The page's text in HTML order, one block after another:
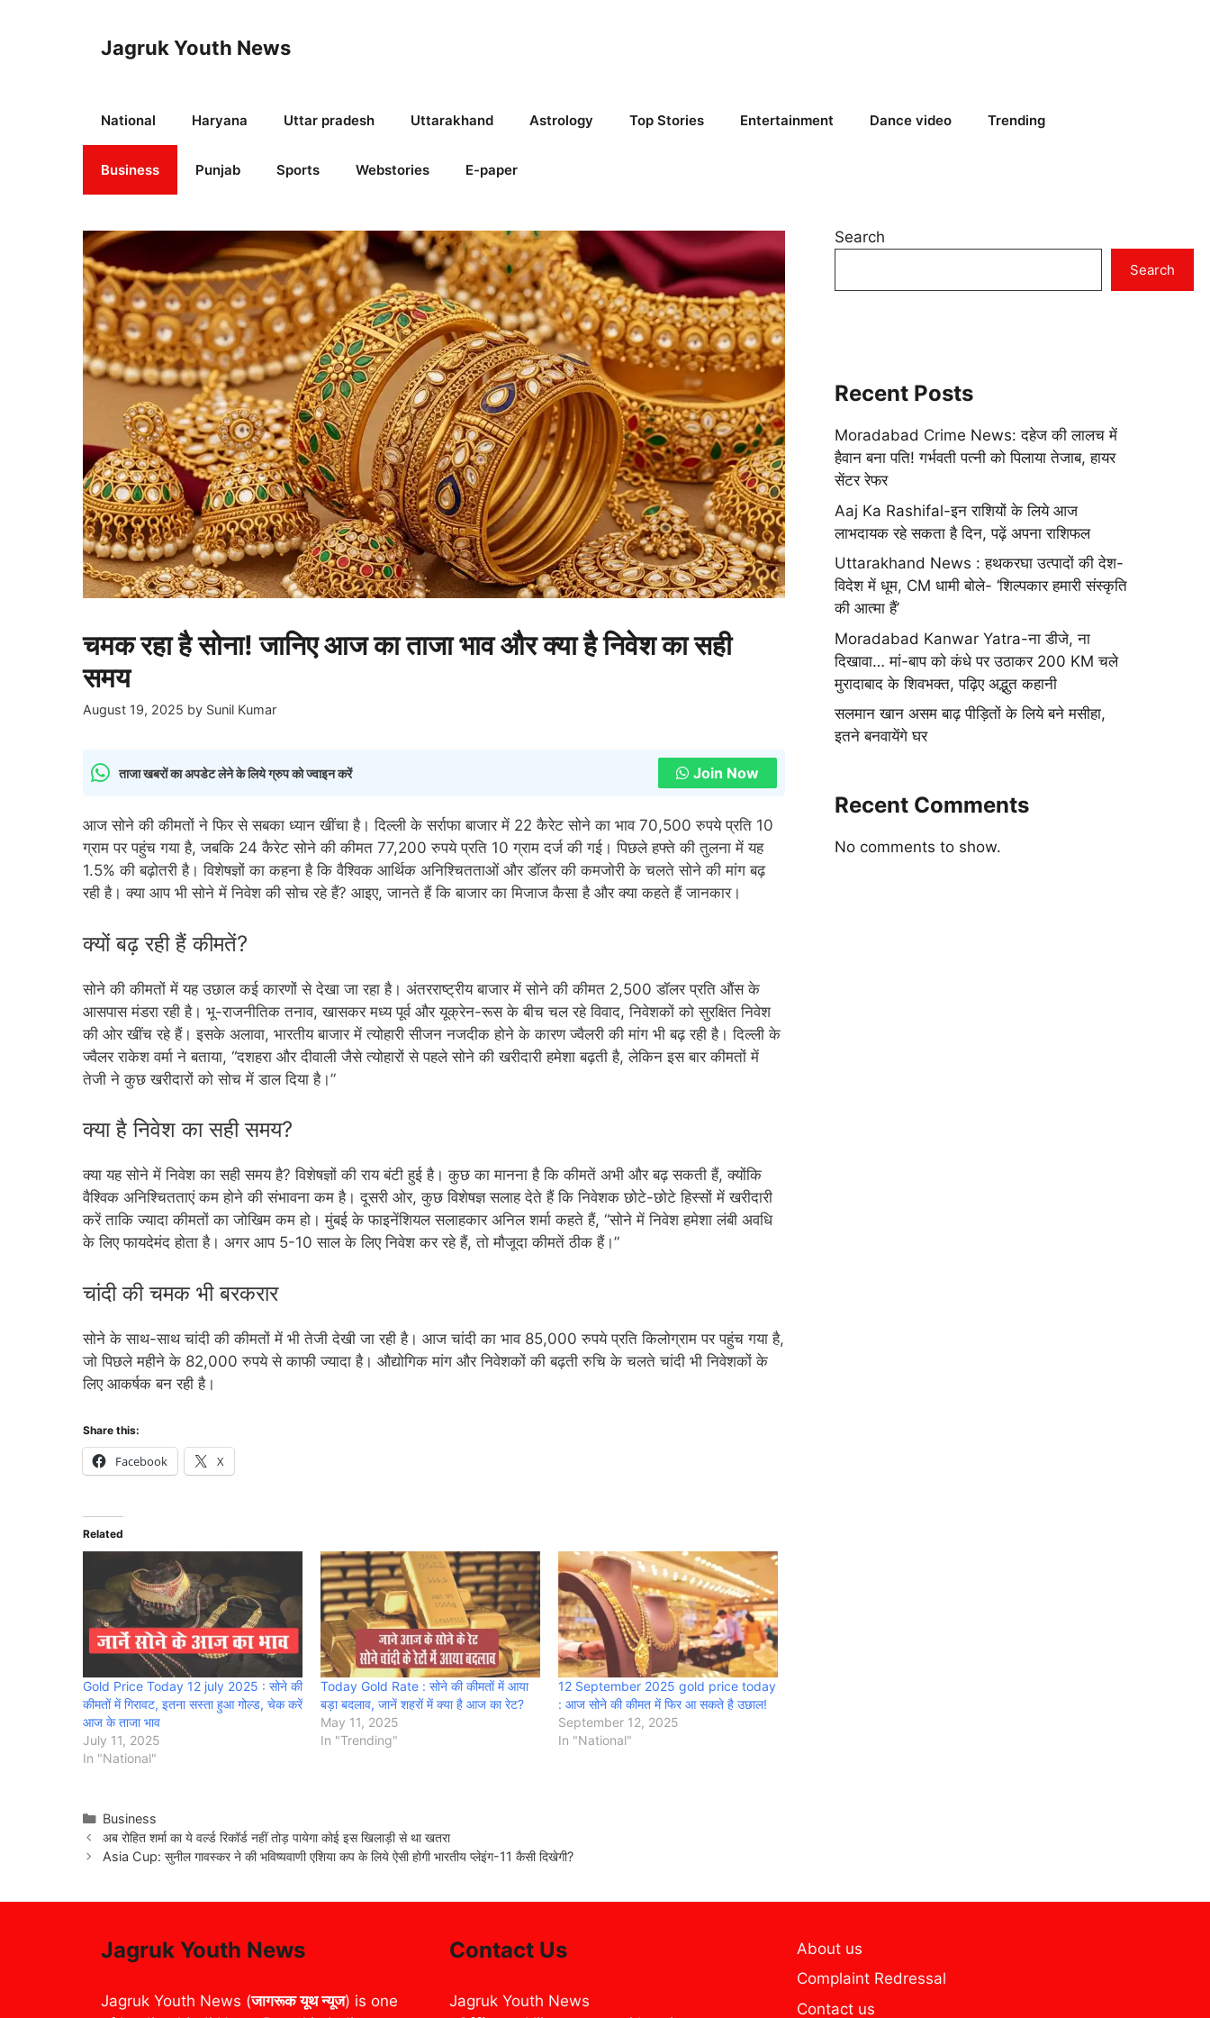
Jagruk Youth News
National Haryana Uttar pradesh Uttarakhand Astrology Top Stories Entertainment Dance video Trending
Business Punjab Sports Webstories E-paper
चमक रहा है सोना! जानिए आज का ताजा भाव और क्या है निवेश का सही
समय
August 19, 2025 by Sunil Kumar
ताजा खबरों का अपडेट लेने के लिये ग्रुप को ज्वाइन करें Join Now
आज सोने की कीमतों ने फिर से सबका ध्यान खींचा है। दिल्ली के सर्राफा बाजार में 22 कैरेट सोने का भाव 70,500 रुपये प्रति 10
ग्राम पर पहुंच गया है, जबकि 24 कैरेट सोने की कीमत 77,200 रुपये प्रति 10 ग्राम दर्ज की गई। पिछले हफ्ते की तुलना में यह
1.5% की बढ़ोतरी है। विशेषज्ञों का कहना है कि वैश्विक आर्थिक अनिश्चितताओं और डॉलर की कमजोरी के चलते सोने की मांग बढ़
रही है। क्या आप भी सोने में निवेश की सोच रहे हैं? आइए, जानते हैं कि बाजार का मिजाज कैसा है और क्या कहते हैं जानकार।
क्यों बढ़ रही हैं कीमतें?
सोने की कीमतों में यह उछाल कई कारणों से देखा जा रहा है। अंतरराष्ट्रीय बाजार में सोने की कीमत 2,500 डॉलर प्रति औंस के
आसपास मंडरा रही है। भू-राजनीतिक तनाव, खासकर मध्य पूर्व और यूक्रेन-रूस के बीच चल रहे विवाद, निवेशकों को सुरक्षित निवेश
की ओर खींच रहे हैं। इसके अलावा, भारतीय बाजार में त्योहारी सीजन नजदीक होने के कारण ज्वैलरी की मांग भी बढ़ रही है। दिल्ली के
ज्वैलर राकेश वर्मा ने बताया, “दशहरा और दीवाली जैसे त्योहारों से पहले सोने की खरीदारी हमेशा बढ़ती है, लेकिन इस बार कीमतों में
तेजी ने कुछ खरीदारों को सोच में डाल दिया है।”
क्या है निवेश का सही समय?
क्या यह सोने में निवेश का सही समय है? विशेषज्ञों की राय बंटी हुई है। कुछ का मानना है कि कीमतें अभी और बढ़ सकती हैं, क्योंकि
वैश्विक अनिश्चितताएं कम होने की संभावना कम है। दूसरी ओर, कुछ विशेषज्ञ सलाह देते हैं कि निवेशक छोटे-छोटे हिस्सों में खरीदारी
करें ताकि ज्यादा कीमतों का जोखिम कम हो। मुंबई के फाइनेंशियल सलाहकार अनिल शर्मा कहते हैं, “सोने में निवेश हमेशा लंबी अवधि
के लिए फायदेमंद होता है। अगर आप 5-10 साल के लिए निवेश कर रहे हैं, तो मौजूदा कीमतें ठीक हैं।”
चांदी की चमक भी बरकरार
सोने के साथ-साथ चांदी की कीमतों में भी तेजी देखी जा रही है। आज चांदी का भाव 85,000 रुपये प्रति किलोग्राम पर पहुंच गया है,
जो पिछले महीने के 82,000 रुपये से काफी ज्यादा है। औद्योगिक मांग और निवेशकों की बढ़ती रुचि के चलते चांदी भी निवेशकों के
लिए आकर्षक बन रही है।
Share this:
Facebook X
Related
Gold Price Today 12 july 2025 : सोने की
कीमतों में गिरावट, इतना सस्ता हुआ गोल्ड, चेक करें
आज के ताजा भाव
July 11, 2025
In "National"
Today Gold Rate : सोने की कीमतों में आया
बड़ा बदलाव, जानें शहरों में क्या है आज का रेट?
May 11, 2025
In "Trending"
12 September 2025 gold price today
: आज सोने की कीमत में फिर आ सकते है उछाल!
September 12, 2025
In "National"
Categories
Business
अब रोहित शर्मा का ये वर्ल्ड रिकॉर्ड नहीं तोड़ पायेगा कोई इस खिलाड़ी से था खतरा
Asia Cup: सुनील गावस्कर ने की भविष्यवाणी एशिया कप के लिये ऐसी होगी भारतीय प्लेइंग-11 कैसी दिखेगी?
Search
Search
Recent Posts
Moradabad Crime News: दहेज की लालच में
हैवान बना पति! गर्भवती पत्नी को पिलाया तेजाब, हायर
सेंटर रेफर
Aaj Ka Rashifal-इन राशियों के लिये आज
लाभदायक रहे सकता है दिन, पढ़ें अपना राशिफल
Uttarakhand News : हथकरघा उत्पादों की देश-
विदेश में धूम, CM धामी बोले- ‘शिल्पकार हमारी संस्कृति
की आत्मा हैं’
Moradabad Kanwar Yatra-ना डीजे, ना
दिखावा… मां-बाप को कंधे पर उठाकर 200 KM चले
मुरादाबाद के शिवभक्त, पढ़िए अद्भुत कहानी
सलमान खान असम बाढ़ पीड़ितों के लिये बने मसीहा,
इतने बनवायेंगे घर
Recent Comments
No comments to show.
Jagruk Youth News
Jagruk Youth News (जागरूक यूथ न्यूज) is one
Contact Us
Jagruk Youth News
About us
Complaint Redressal
Contact us